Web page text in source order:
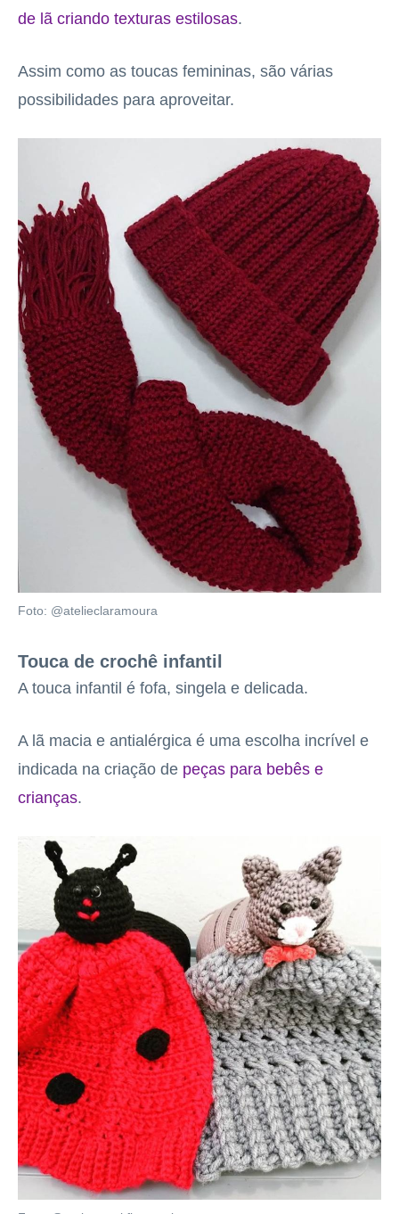
de lã criando texturas estilosas.
Assim como as toucas femininas, são várias
possibilidades para aproveitar.
Foto: @atelieclaramoura
Touca de crochê infantil
A touca infantil é fofa, singela e delicada.
A lã macia e antialérgica é uma escolha incrível e
indicada na criação de peças para bebês e
crianças.